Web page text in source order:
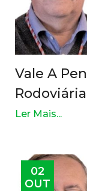
Vale A
Ler Mais...
02
OUT